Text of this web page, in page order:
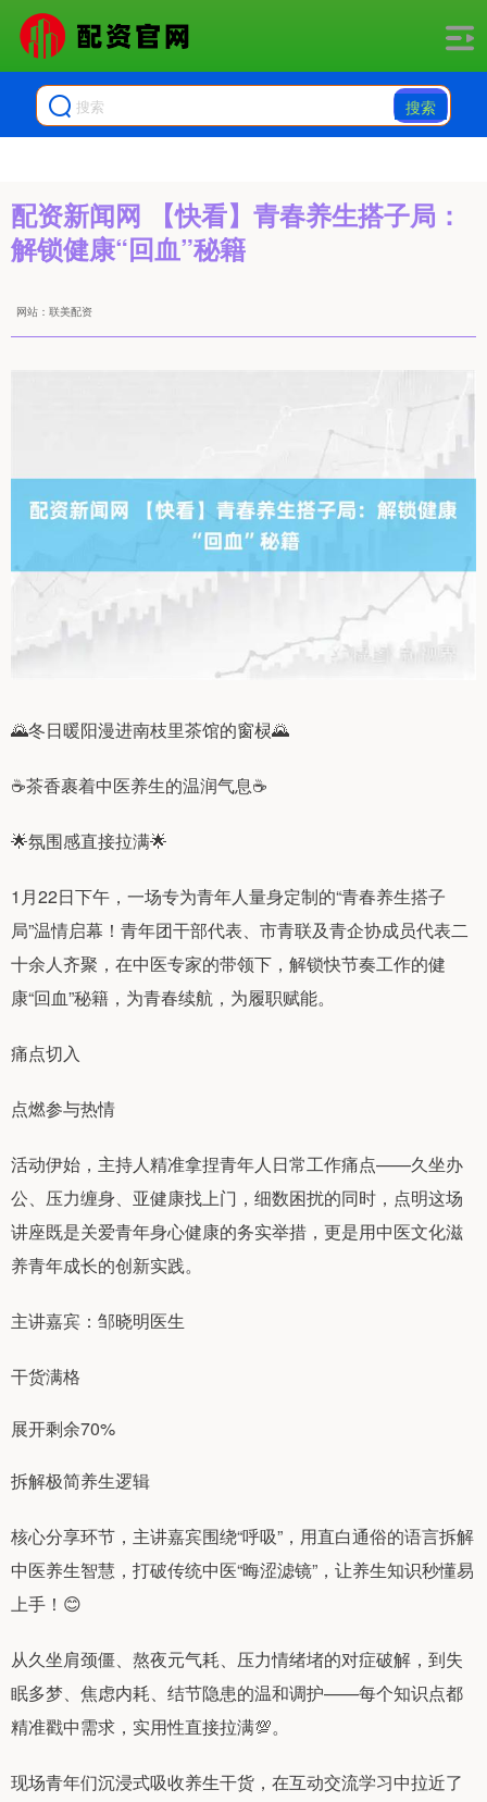
搜索
配资新闻网 【快看】青春养生搭子局：
解锁健康“回血”秘籍
网站：联美配资
🌄冬日暖阳漫进南枝里茶馆的窗棂🌄
☕茶香裹着中医养生的温润气息☕
🌟氛围感直接拉满🌟
1月22日下午，一场专为青年人量身定制的“青春养生搭子
局”温情启幕！青年团干部代表、市青联及青企协成员代表二
十余人齐聚，在中医专家的带领下，解锁快节奏工作的健
康“回血”秘籍，为青春续航，为履职赋能。
痛点切入
点燃参与热情
活动伊始，主持人精准拿捏青年人日常工作痛点——久坐办
公、压力缠身、亚健康找上门，细数困扰的同时，点明这场
讲座既是关爱青年身心健康的务实举措，更是用中医文化滋
养青年成长的创新实践。
主讲嘉宾：邹晓明医生
干货满格
展开剩余70%
拆解极简养生逻辑
核心分享环节，主讲嘉宾围绕“呼吸”，用直白通俗的语言拆解
中医养生智慧，打破传统中医“晦涩滤镜”，让养生知识秒懂易
上手！😊
从久坐肩颈僵、熬夜元气耗、压力情绪堵的对症破解，到失
眠多梦、焦虑内耗、结节隐患的温和调护——每个知识点都
精准戳中需求，实用性直接拉满💯。
现场青年们沉浸式吸收养生干货，在互动交流学习中拉近了